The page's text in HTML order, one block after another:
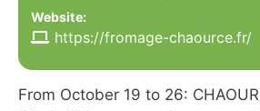
Website:
https://fromage-chaource.fr/
From October 19 to 26: